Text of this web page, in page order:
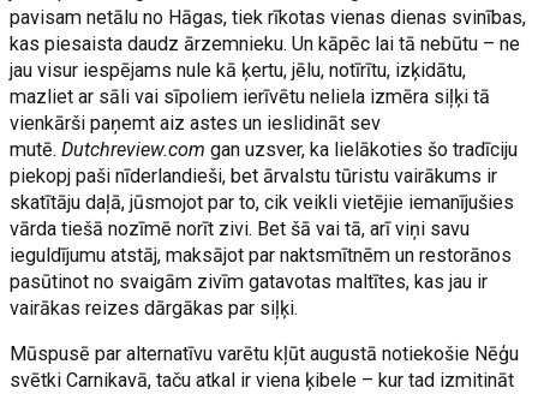
pavisam netālu no Hāgas, tiek rīkotas vienas dienas svinības,
kas piesaista daudz ārzemnieku. Un kāpēc lai tā nebūtu – ne
jau visur iespējams nule kā ķertu, jēlu, notīrītu, izķidātu,
mazliet ar sāli vai sīpoliem ierīvētu neliela izmēra siļķi tā
vienkārši paņemt aiz astes un ieslidināt sev
mutē.Dutchreview.com gan uzsver, ka lielākoties šo tradīciju
piekopj paši nīderlandieši, bet ārvalstu tūristu vairākums ir
skatītāju daļā, jūsmojot par to, cik veikli vietējie iemanījušies
vārda tiešā nozīmē norīt zivi. Bet šā vai tā, arī viņi savu
ieguldījumu atstāj, maksājot par naktsmītnēm un restorānos
pasūtinot no svaigām zivīm gatavotas maltītes, kas jau ir
vairākas reizes dārgākas par siļķi.
Mūspusē par alternatīvu varētu kļūt augustā notiekošie Nēģu
svētki Carnikavā, taču atkal ir viena ķibele – kur tad izmitināt